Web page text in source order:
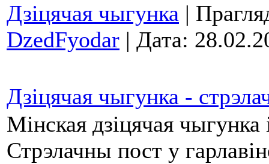
Дзіцячая чыгунка |
DzedFyodar | Дата:
Дзіцячая чыгунка -
Мінская дзіцячая
Стрэлачны пост у